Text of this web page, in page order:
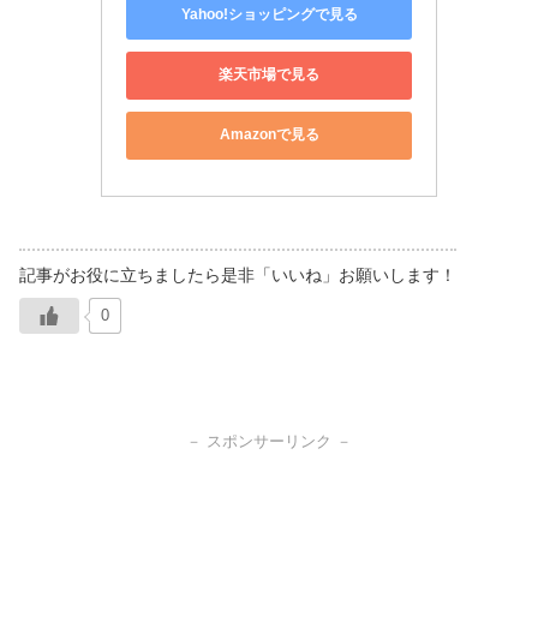
Yahoo!ショッピングで見る
楽天市場で見る
Amazonで見る
0
－ スポンサーリンク －